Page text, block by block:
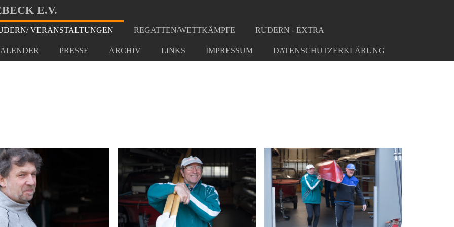
E.V.
VERANSTALTUNGEN REGATTEN/WETTKÄMPFE RUDERN - EXTRA
PRESSE ARCHIV LINKS IMPRESSUM DATENSCHUTZERKLÄRUNG